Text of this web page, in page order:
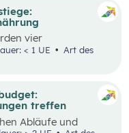
treffen
Abläufe und
vier
Hinblick auf
verbunden sind
Lernorte
< 1 UE